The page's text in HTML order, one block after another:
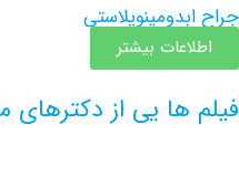
بیشتر
یی از دکترهای